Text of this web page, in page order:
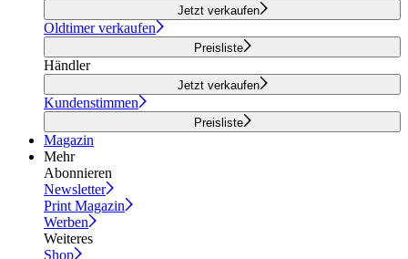
Jetzt verkaufen
Oldtimer verkaufen
Preisliste
Händler
Jetzt verkaufen
Kundenstimmen
Preisliste
Magazin
Mehr
Abonnieren
Newsletter
Print Magazin
Werben
Weiteres
Shop